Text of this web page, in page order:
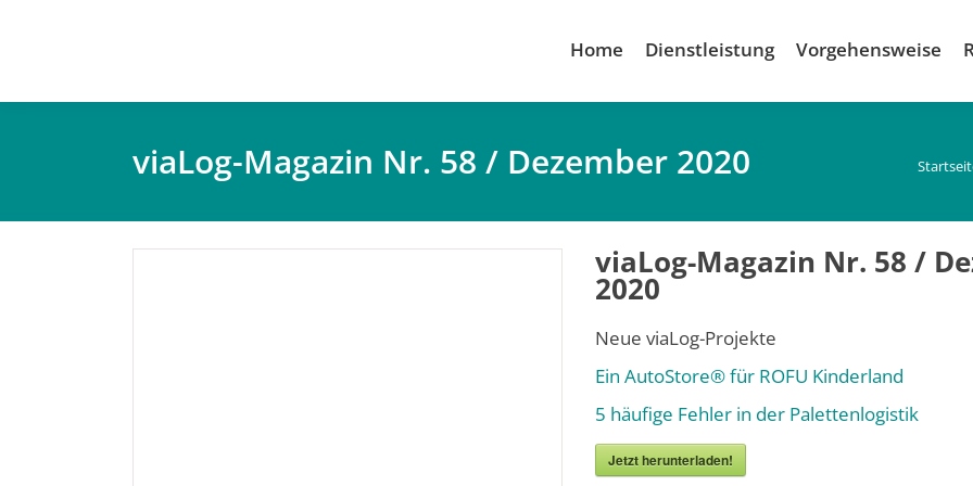
Home Dienstleistung Vorgehensweise
viaLog-Magazin Nr. 58 / Dezember 2020 Du
viaLog-Magazin Nr. 58 /
2020
Neue viaLog-Projekte
Ein AutoStore® für ROFU Kinderland
5 häufige Fehler in der Palettenlogistik
Jetzt herunterladen!